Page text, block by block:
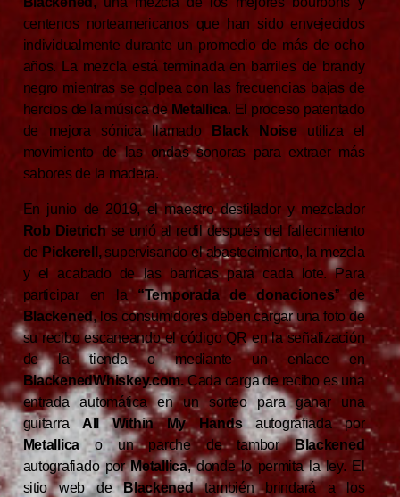
centenos norteamericanos que han sido envejecidos
individualmente durante un promedio de más de ocho
años. La mezcla está terminada en barriles de brandy
negro mientras se golpea con las frecuencias bajas de
hercios de la música de Metallica. El proceso patentado
de mejora sónica llamadoBlack Noiseutiliza el
movimiento de las ondas sonoras para extraer más
sabores de la madera.
En junio de 2019, el maestro destilador y mezclador
Rob Dietrichse unió al redil después del fallecimiento
de Pickerell,supervisando el abastecimiento, la mezcla
y el acabado de las barricas para cada lote. Para
participar en la“Temporada de donaciones” de
Blackened, los consumidores deben cargar una foto de
su recibo escaneando el código QR en la señalización
de la tienda o mediante un enlace en
BlackenedWhiskey.com.Cada carga de recibo es una
entrada automática en un sorteo para ganar una
guitarra All Within My Handsautografiada por
Metallicao un parche de tambor Blackened
autografiado porMetallica, donde lo permita la ley. El
sitio web deBlackenedtambién brindará a los